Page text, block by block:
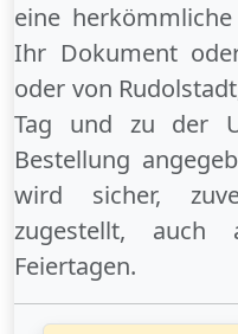
eine
Ihr Dokument
oder von Rudolstadt
Tag und zu der
Bestellung
wird sicher,
zugestellt, auch
Feiertagen.